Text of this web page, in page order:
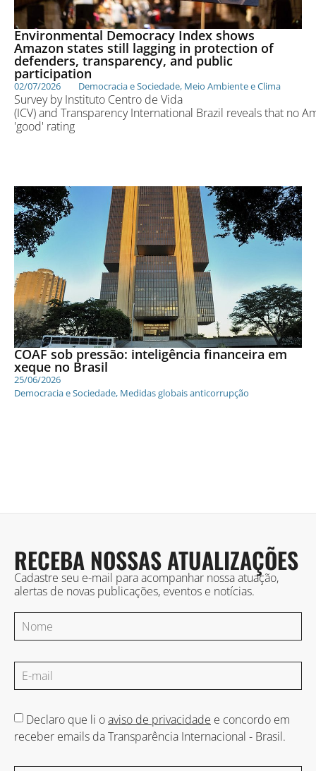
Environmental Democracy Index shows
Amazon states still lagging in protection of
defenders, transparency, and public
participation
02/07/2026 Democracia e Sociedade, Meio Ambiente e Clima
Survey by Instituto Centro de Vida
(ICV) and Transparency International Brazil reveals that no
'good' rating
COAF sob pressão: inteligência financeira em
xeque no Brasil
25/06/2026
Democracia e Sociedade, Medidas globais anticorrupção
RECEBA NOSSAS ATUALIZAÇÕES
Cadastre seu e-mail para acompanhar nossa atuação,
alertas de novas publicações, eventos e notícias.
Declaro que li oaviso de privacidade e concordo em
receber emails da Transparência Internacional - Brasil.